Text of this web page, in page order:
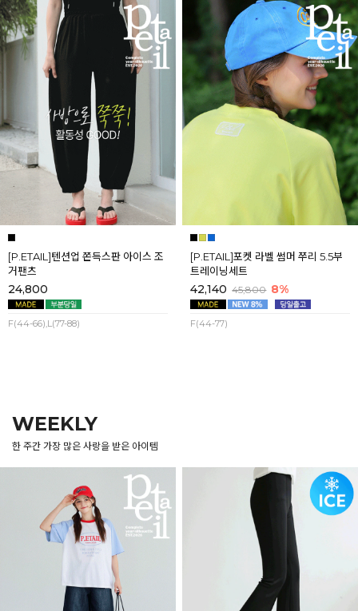
[P.ETAIL]텐션업 쫀득스판 아이스 조
거팬츠
24,800
F(44-66),L(77-88)
[P.ETAIL]포켓 라벨 썸머 쭈리 5.5부
트레이닝세트
42,140 45,800 8%
F(44-77)
WEEKLY
한 주간 가장 많은 사랑을 받은 아이템